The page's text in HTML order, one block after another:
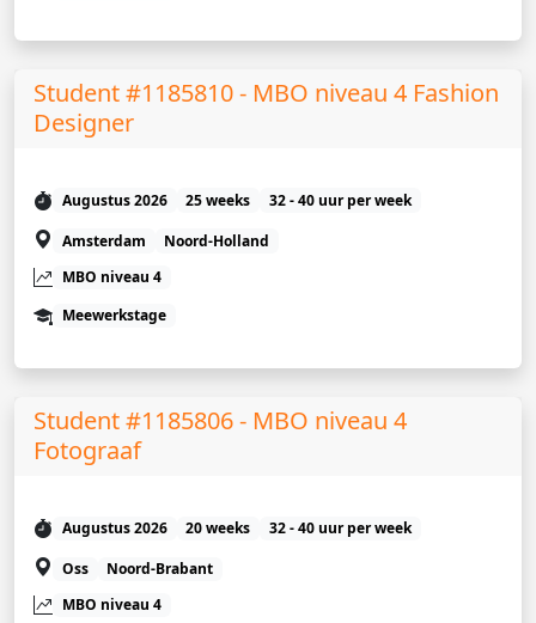
Student #1185810 - MBO niveau 4 Fashion
Designer
Augustus 2026 25 weeks
32 - 40 uur per week
Amsterdam
Noord-Holland
MBO niveau 4
Meewerkstage
Student #1185806 - MBO niveau 4
Fotograaf
Augustus 2026 20 weeks
32 - 40 uur per week
Oss
Noord-Brabant
MBO niveau 4